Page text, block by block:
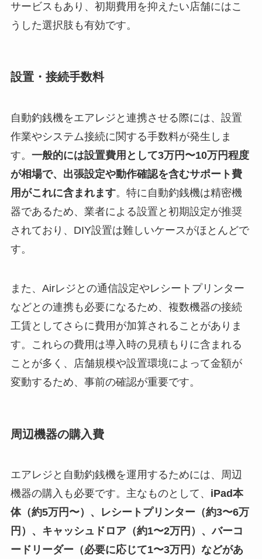
サービスもあり、初期費用を抑えたい店舗にはこ
うした選択肢も有効です。
設置・接続手数料
自動釣銭機をエアレジと連携させる際には、設置
作業やシステム接続に関する手数料が発生しま
す。 一般的には設置費用として3万円〜10万円程度
が相場で、出張設定や動作確認を含むサポート費
用がこれに含まれます。特に自動釣銭機は精密機
器であるため、業者による設置と初期設定が推奨
されており、DIY設置は難しいケースがほとんどで
す。
また、Airレジとの通信設定やレシートプリンター
などとの連携も必要になるため、複数機器の接続
工賃としてさらに費用が加算されることがありま
す。これらの費用は導入時の見積もりに含まれる
ことが多く、店舗規模や設置環境によって金額が
変動するため、事前の確認が重要です。
周辺機器の購入費
エアレジと自動釣銭機を運用するためには、周辺
機器の購入も必要です。主なものとして、 iPad本
体（約5万円〜）、レシートプリンター（約3〜6万
円）、キャッシュドロア（約1〜2万円）、バーコ
ードリーダー（必要に応じて1〜3万円）などがあ